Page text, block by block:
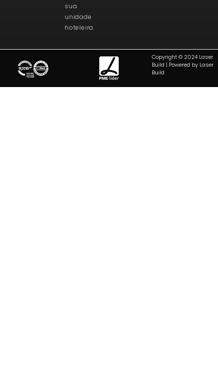
sua
unidade
hoteleira.
Copyright © 2024 Laser
Build | Powered by Laser
Build